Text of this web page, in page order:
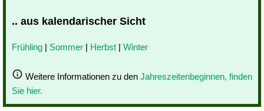
.. aus kalendarischer Sicht
Frühling | Sommer | Herbst | Winter
Weitere Informationen zu den Jahreszeitenbeginnen, finden
Sie hier.